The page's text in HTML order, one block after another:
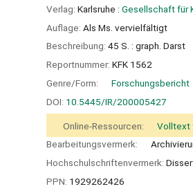
Verlag: Karlsruhe : Gesellschaft für
Auflage: Als Ms. vervielfältigt
Beschreibung: 45 S. : graph. Darst
Reportnummer: KFK 1562
Genre/Form:
Forschungsbericht
DOI: 10.5445/IR/200005427
Online-Ressourcen:
Volltext
Bearbeitungsvermerk:
Hochschulschriftenvermerk:
PPN: 1929262426